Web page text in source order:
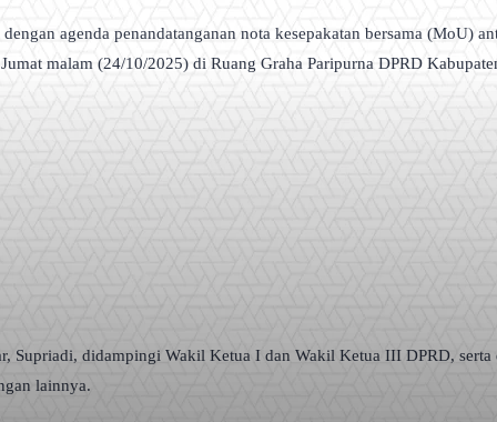
agenda penandatanganan nota kesepakatan bersama (MoU)
malam (24/10/2025) di Ruang Graha Paripurna DPRD
Supriadi, didampingi Wakil Ketua I dan Wakil Ketua III DPRD,
lainnya.